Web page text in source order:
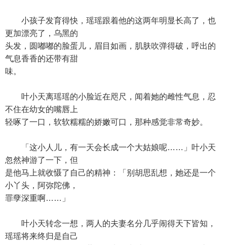
小孩子发育得快，瑶瑶跟着他的这两年明显长高了，也
更加漂亮了，乌黑的
头发，圆嘟嘟的脸蛋儿，眉目如画，肌肤吹弹得破，呼出的
气息香香的还带有甜
味。
叶小天离瑶瑶的小脸近在咫尺，闻着她的雌性气息，忍
不住在幼女的嘴唇上
轻啄了一口，软软糯糯的娇嫩可口，那种感觉非常奇妙。
「这小人儿，有一天会长成一个大姑娘呢……」叶小天
忽然神游了一下，但
是他马上就收慑了自己的精神：「别胡思乱想，她还是一个
小丫头，阿弥陀佛，
罪孽深重啊……」
叶小天转念一想，两人的夫妻名分几乎闹得天下皆知，
瑶瑶将来终归是自己